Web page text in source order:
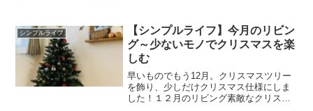
く仕切った収納は苦手ですよね。そんな
方でもキレイが続く方法が...
シンプルライフ
【シンプルライフ】今月のリビン
グ～少ないモノでクリスマスを楽
しむ
早いものでもう12月。クリスマスツリー
を飾り、少しだけクリスマス仕様にしま
した！１２月のリビング素敵なクリスマ